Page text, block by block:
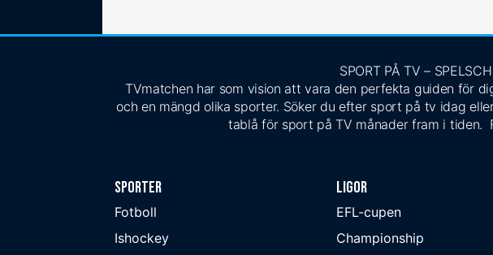
SPORT PÅ TV –
TVmatchen har som vision att vara den perfekta guiden för
och en mängd olika sporter. Söker du efter sport på tv idag
tablå för sport på TV månader fram i tiden.
Sporter
Fotboll
Ishockey
Ligor
EFL-cupen
Championship